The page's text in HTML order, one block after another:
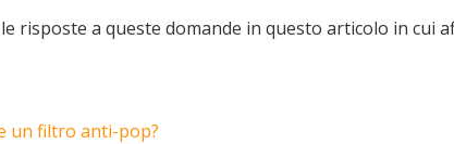
risposte a queste domande in questo articolo in cui
un filtro anti-pop?